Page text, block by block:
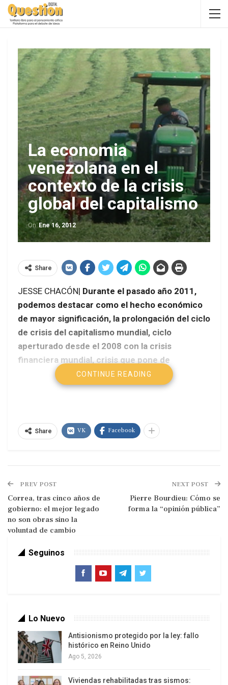
La economia
venezolana en el
contexto de la crisis
global del capitalismo
On Ene 16, 2012
Share
JESSE CHACÓN| Durante el pasado año 2011,
podemos destacar como el hecho económico
de mayor significación, la prolongación del ciclo
de crisis del capitalismo mundial, ciclo
aperturado desde el 2008 con la crisis
financiera mundial, crisis que pone de
presente, como la austeridad, transparencia y
ética pregonada por el capitalismo, se predica
Desde el 2008, estallaron en sus manos las más
vergonzosas estafas y fabulaciones contables en
los bancos más importantes del mundo, las
cuales vinieron a mostrar que el capitalismo
financiero se ha emparentado definitivamente con
el estado capitalista siempre está presto para
salvar al gran capital, mientras impone austeridad,
recorte salarial, desmonte de pensiones y
reducción del gasto social para los ciudadanos.
En el marco de esta misma crisis, dos hechos
CONTINUE READING
Share VK Facebook
PREV POST
Correa, tras cinco años de
gobierno: el mejor legado
no son obras sino la
voluntad de cambio
NEXT POST
Pierre Bourdieu: Cómo se
forma la “opinión pública”
Seguinos
Lo Nuevo
Antisionismo protegido por la ley: fallo
histórico en Reino Unido
Ago 5, 2026
Viviendas rehabilitadas tras sismos: